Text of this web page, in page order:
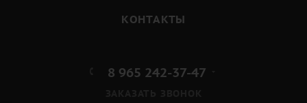
КОНТАКТЫ
8 965 242-37-47